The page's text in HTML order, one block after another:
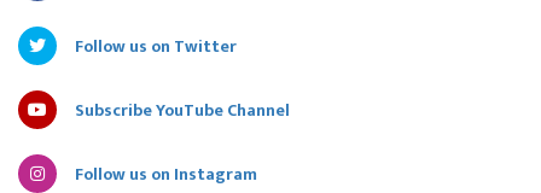
Follow us on Twitter
Subscribe YouTube Channel
Follow us on Instagram